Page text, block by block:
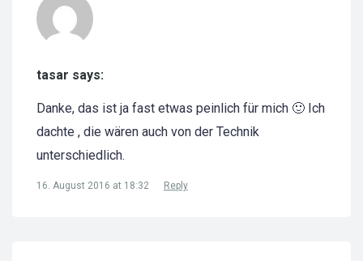
tasar says:
Danke, das ist ja fast etwas peinlich für mich 🙂 Ich
dachte , die wären auch von der Technik
unterschiedlich.
16. August 2016 at 18:32 Reply